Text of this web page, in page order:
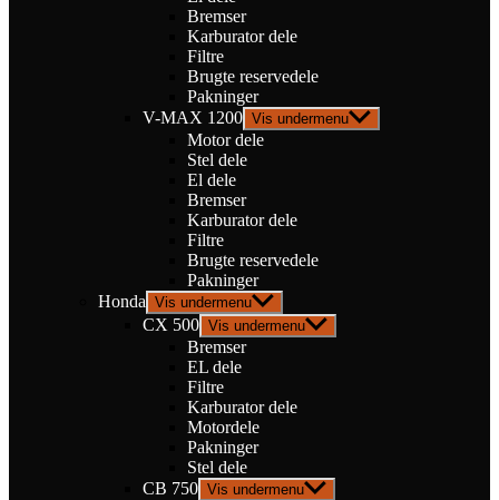
Bremser
Karburator dele
Filtre
Brugte reservedele
Pakninger
V-MAX 1200 Vis undermenu
Motor dele
Stel dele
El dele
Bremser
Karburator dele
Filtre
Brugte reservedele
Pakninger
Honda Vis undermenu
CX 500 Vis undermenu
Bremser
EL dele
Filtre
Karburator dele
Motordele
Pakninger
Stel dele
CB 750 Vis undermenu